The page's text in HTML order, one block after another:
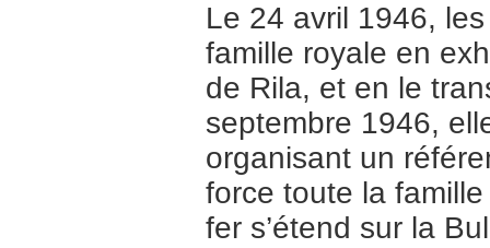
Le 24 avril 1946,
famille royale en
de Rila, et en le
septembre 1946,
organisant un
force toute la
fer s’étend sur la